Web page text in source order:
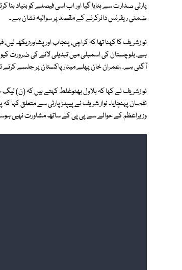
پارٹی صدارت سے ہٹایا گیا اور اب اسی فیصلے کو بنیاد بنا
ضمنی ریفرنس دائرکرنے کے مقصد پر سوالیہ نشان ہے۔
ہے، بلوچستان کی اسمبلی میں تبدیلی لانے کی ضرورت
آگئی ہے، ،عمران خان پہلے مینار پاکستان پر جلسے
نوازشریف نے کہا کہ بلاول بھٹوغلط کہتے ہیں کہ (ن) لیگ
نقصان پہنچایا۔ نواز شریف نے پیپلز پارٹی سے متعلق کہا
وزیراعظم کے حوالے سے پی پی کے ساتھ مشاورت نہیں